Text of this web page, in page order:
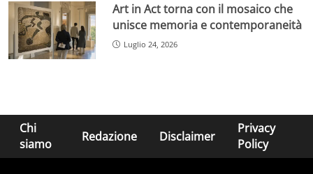
Art in Act torna con il mosaico che
unisce memoria e contemporaneità
Luglio 24, 2026
Chi
siamo
Redazione Disclaimer
Privacy
Policy